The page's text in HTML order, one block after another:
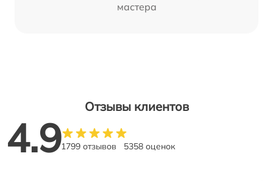
мастера
Отзывы клиентов
4.91799 отзывов 5358 оценок